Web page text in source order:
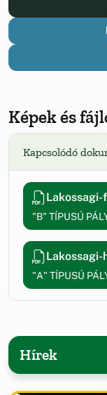
Képek és
Kapcsolódó
"B" TÍPUSÚ
"A" TÍPUSÚ
Hírek